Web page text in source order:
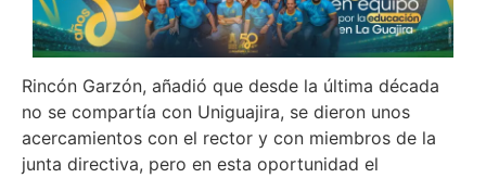
Rincón Garzón, añadió que desde la última década
no se compartía con Uniguajira, se dieron unos
acercamientos con el rector y con miembros de la
junta directiva, pero en esta oportunidad el